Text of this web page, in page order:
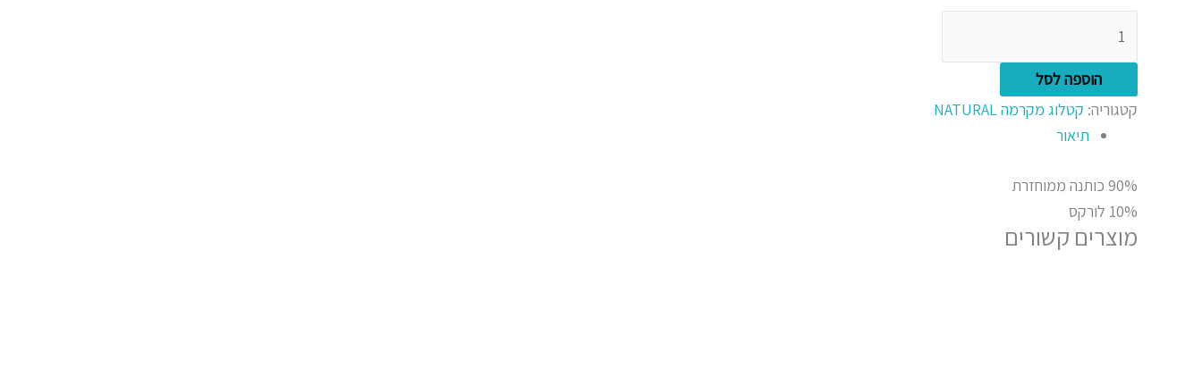
הוספה לסל
קטגוריה: קטלוג מקרמה NATURAL
תיאור
90% כותנה ממוחזרת
10% לורקס
מוצרים קשורים